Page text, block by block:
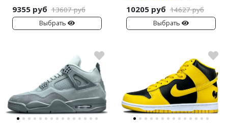
9355 руб 13607 руб
Выбрать
10205 руб 14627 руб
Выбрать